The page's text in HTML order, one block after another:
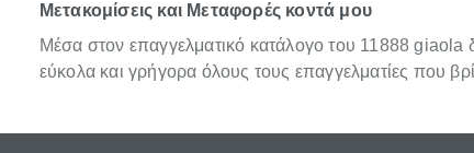
Μετακομίσεις και Μεταφορές κοντά μου
Μέσα στον επαγγελματικό κατάλογο του 11888 giaola
εύκολα και γρήγορα όλους τους επαγγελματίες που